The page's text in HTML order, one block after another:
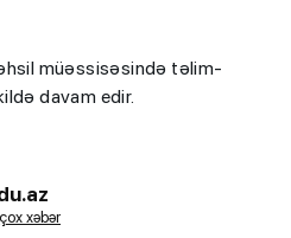
müəssisəsində təlim-
davam edir.
xəbər